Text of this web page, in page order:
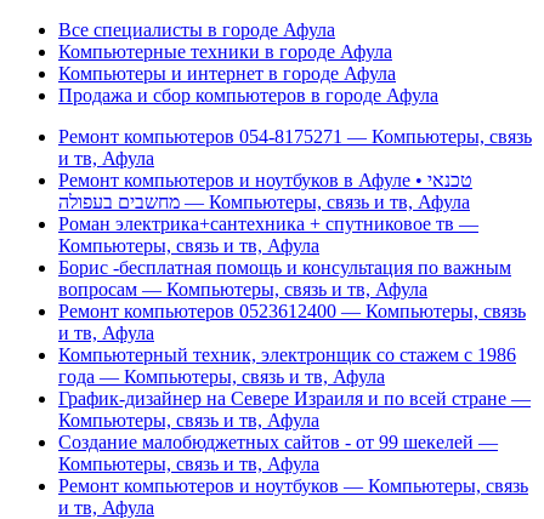
Все специалисты в городе Афула
Компьютерные техники в городе Афула
Компьютеры и интернет в городе Афула
Продажа и сбор компьютеров в городе Афула
Ремонт компьютеров 054-8175271 — Компьютеры, связь
и тв, Афула
Ремонт компьютеров и ноутбуков в Афуле • טכנאי
מחשבים בעפולה — Компьютеры, связь и тв, Афула
Роман электрика+сантехника + спутниковое тв —
Компьютеры, связь и тв, Афула
Борис -бесплатная помощь и консультация по важным
вопросам — Компьютеры, связь и тв, Афула
Ремонт компьютеров 0523612400 — Компьютеры, связь
и тв, Афула
Компьютерный техник, электронщик со стажем с 1986
года — Компьютеры, связь и тв, Афула
График-дизайнер на Севере Израиля и по всей стране —
Компьютеры, связь и тв, Афула
Создание малобюджетных сайтов - от 99 шекелей —
Компьютеры, связь и тв, Афула
Ремонт компьютеров и ноутбуков — Компьютеры, связь
и тв, Афула